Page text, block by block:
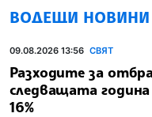
ВОДЕЩИ НОВИНИ
09.08.2026 13:56 СВЯТ
Разходите за
следващата
16%